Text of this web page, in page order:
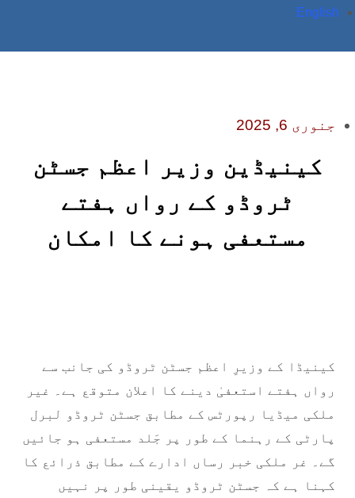
English
جنوری 6, 2025
کینیڈین وزیر اعظم جسٹن
ٹروڈو کے رواں ہفتے
مستعفی ہونے کا امکان
کینیڈا کے وزیرِ اعظم جسٹن ٹروڈو کی جانب سے
رواں ہفتے استعفیٰ دینے کا اعلان متوقع ہے۔ غیر
ملکی میڈیا رپورٹس کے مطابق جسٹن ٹروڈو لبرل
پارٹی کے رہنما کے طور پر جَلد مستعفی ہو جائیں
گے۔ غر ملکی خبر رساں ادارے کے مطابق ذرائع کا
کہنا ہے کہ جسٹن ٹروڈو یقینی طور پر نہیں